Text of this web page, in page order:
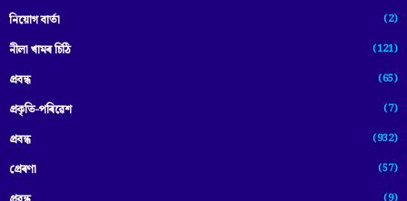
নিয়োগ বাৰ্তা (2)
নীলা খামৰ চিঠি (121)
প্রবন্ধ (65)
প্ৰকৃতি-পৰিৱেশ (7)
প্ৰবন্ধ (932)
প্ৰেৰণা (57)